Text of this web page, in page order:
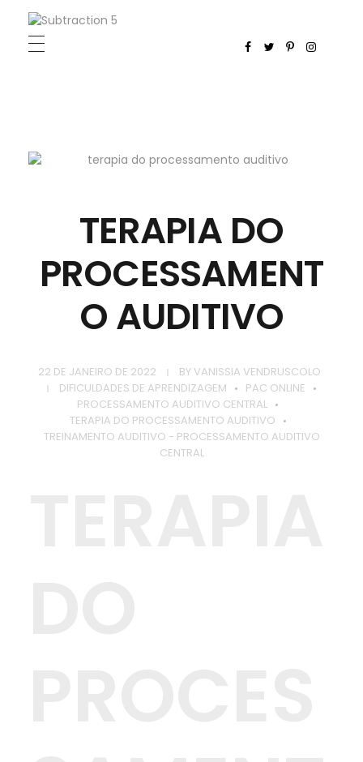
P
AC ONLINE
Processamento Auditivo Central - Plataforma de treinamento auditivo
TERAPIA DO
PROCESSAMENT
O AUDITIVO
22 DE JANEIRO DE 2022 BYVANISSIA VENDRUSCOLO
DIFICULDADES DE APRENDIZAGEM
PAC ONLINE
PROCESSAMENTO AUDITIVO CENTRAL
TERAPIA DO PROCESSAMENTO AUDITIVO
TREINAMENTO AUDITIVO - PROCESSAMENTO AUDITIVO
CENTRAL